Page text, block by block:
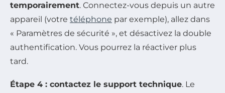
temporairement. Connectez-vous depuis un autre
appareil (votre téléphone par exemple), allez dans
« Paramètres de sécurité », et désactivez la double
authentification. Vous pourrez la réactiver plus
tard.
Étape 4 : contactez le support technique. Le